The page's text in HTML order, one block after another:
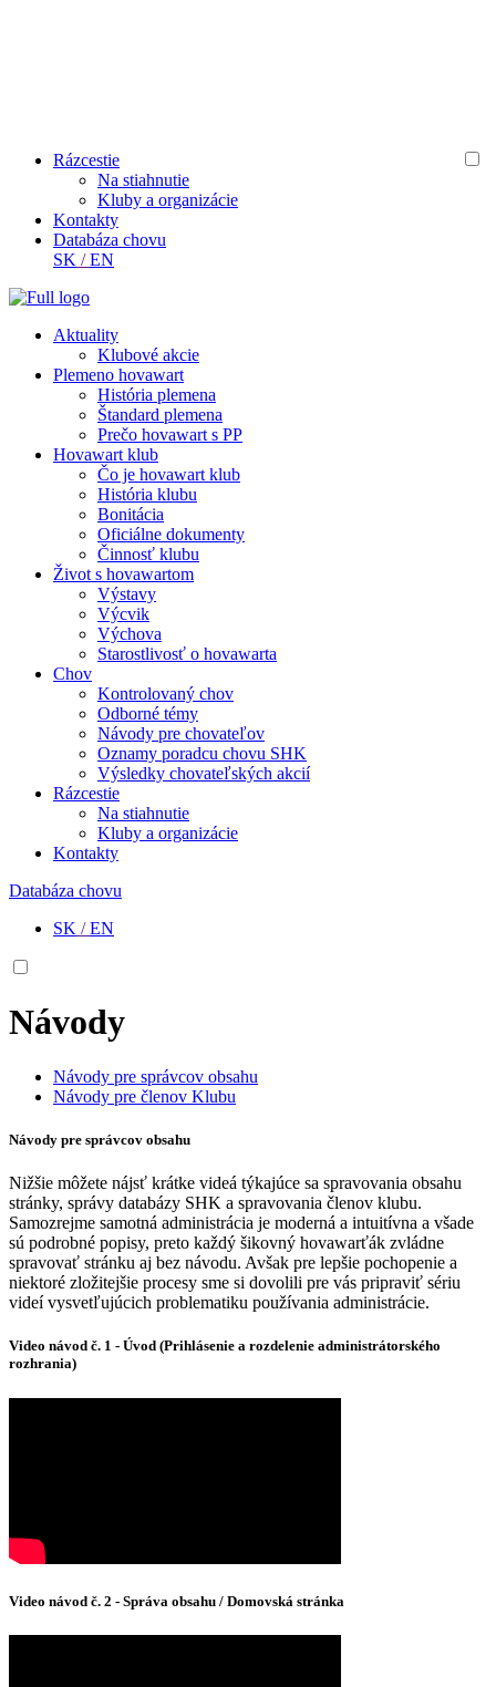
Rázcestie
Na stiahnutie
Kluby a organizácie
Kontakty
Databáza chovu
SK /EN
Aktuality
Klubové akcie
Plemeno hovawart
História plemena
Štandard plemena
Prečo hovawart s PP
Hovawart klub
Čo je hovawart klub
História klubu
Bonitácia
Oficiálne dokumenty
Činnosť klubu
Život s hovawartom
Výstavy
Výcvik
Výchova
Starostlivosť o hovawarta
Chov
Kontrolovaný chov
Odborné témy
Návody pre chovateľov
Oznamy poradcu chovu SHK
Výsledky chovateľských akcií
Rázcestie
Na stiahnutie
Kluby a organizácie
Kontakty
Databáza chovu
SK /EN
Návody
Návody pre správcov obsahu
Návody pre členov Klubu
Návody pre správcov obsahu
Nižšie môžete nájsť krátke videá týkajúce sa spravovania obsahu
stránky, správy databázy SHK a spravovania členov klubu.
Samozrejme samotná administrácia je moderná a intuitívna a všade
sú podrobné popisy, preto každý šikovný hovawarťák zvládne
spravovať stránku aj bez návodu. Avšak pre lepšie pochopenie a
niektoré zložitejšie procesy sme si dovolili pre vás pripraviť sériu
videí vysvetľujúcich problematiku používania administrácie.
Video návod č. 1 - Úvod (Prihlásenie a rozdelenie administrátorského
rozhrania)
Video návod č. 2 - Správa obsahu / Domovská stránka